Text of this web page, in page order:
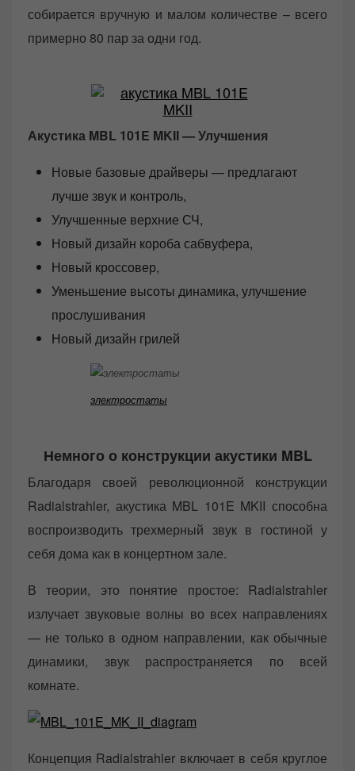
собирается вручную и малом количестве – всего
примерно 80 пар за одни год.
Акустика MBL 101E MKII — Улучшения
Новые базовые драйверы — предлагают
лучше звук и контроль,
Улучшенные верхние СЧ,
Новый дизайн короба сабвуфера,
Новый кроссовер,
Уменьшение высоты динамика, улучшение
прослушивания
Новый дизайн грилей
электростаты
Немного о конструкции акустики MBL
Благодаря своей революционной конструкции
Radialstrahler, акустика MBL 101E MKII способна
воспроизводить трехмерный звук в гостиной у
себя дома как в концертном зале.
В теории, это понятие простое: Radialstrahler
излучает звуковые волны во всех направлениях
— не только в одном направлении, как обычные
динамики, звук распространяется по всей
комнате.
Концепция Radialstrahler включает в себя круглое